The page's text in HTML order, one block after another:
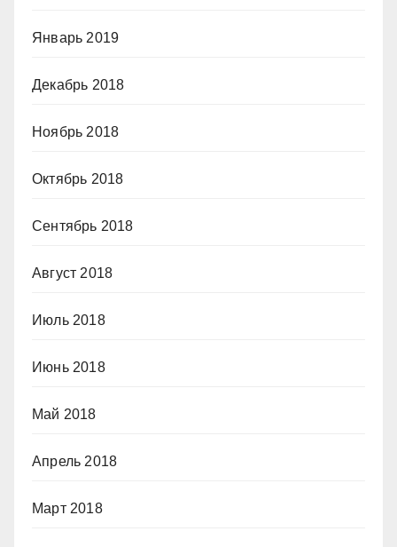
Январь 2019
Декабрь 2018
Ноябрь 2018
Октябрь 2018
Сентябрь 2018
Август 2018
Июль 2018
Июнь 2018
Май 2018
Апрель 2018
Март 2018